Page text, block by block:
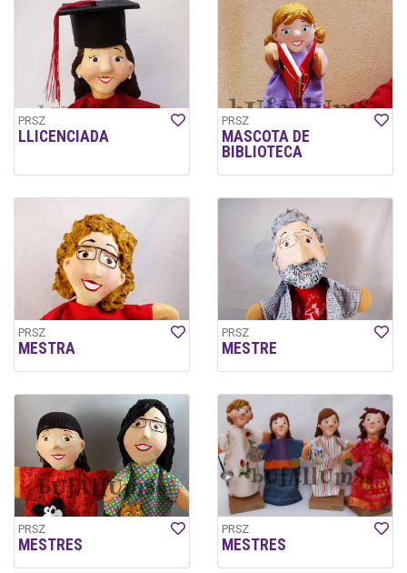
PRSZ
LLICENCIADA
PRSZ
MASCOTA DE
BIBLIOTECA
PRSZ
MESTRA
PRSZ
MESTRE
PRSZ
MESTRES
PRSZ
MESTRES